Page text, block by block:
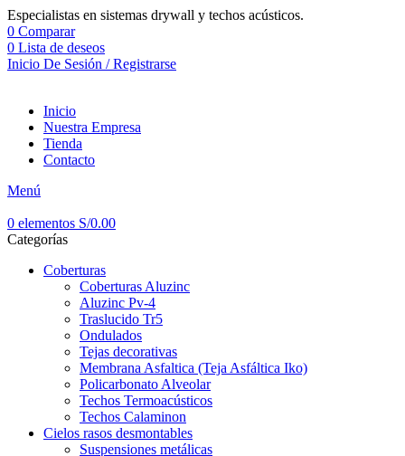
Especialistas en sistemas drywall y techos acústicos.
0 Comparar
0 Lista de deseos
Inicio De Sesión / Registrarse
Inicio
Nuestra Empresa
Tienda
Contacto
Menú
0 elementos S/0.00
Categorías
Coberturas
Coberturas Aluzinc
Aluzinc Pv-4
Traslucido Tr5
Ondulados
Tejas decorativas
Membrana Asfaltica (Teja Asfáltica Iko)
Policarbonato Alveolar
Techos Termoacústicos
Techos Calaminon
Cielos rasos desmontables
Suspensiones metálicas